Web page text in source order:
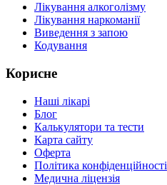
Лікування алкоголізму
Лікування наркоманії
Виведення з запою
Кодування
Корисне
Наші лікарі
Блог
Калькулятори та тести
Карта сайту
Оферта
Політика конфіденційності
Медична ліцензія